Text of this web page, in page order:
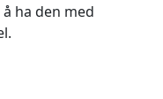
ha den med